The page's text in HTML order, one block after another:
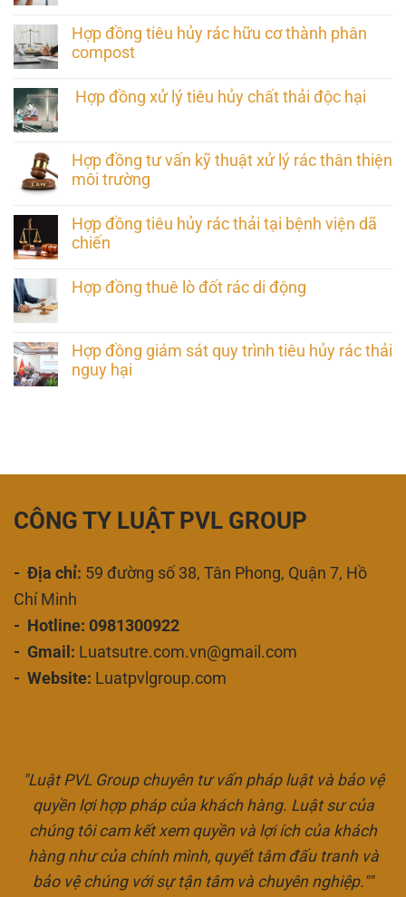
Hợp đồng tiêu hủy rác hữu cơ thành phân
compost
Hợp đồng xử lý tiêu hủy chất thải độc hại
Hợp đồng tư vấn kỹ thuật xử lý rác thân thiện
môi trường
Hợp đồng tiêu hủy rác thải tại bệnh viện dã
chiến
Hợp đồng thuê lò đốt rác di động
Hợp đồng giám sát quy trình tiêu hủy rác thải
nguy hại
CÔNG TY LUẬT PVL GROUP
- Địa chỉ: 59 đường số 38, Tân Phong, Quận 7, Hồ
Chí Minh
- Hotline: 0981300922
- Gmail: Luatsutre.com.vn@gmail.com
- Website: Luatpvlgroup.com
"Luật PVL Group chuyên tư vấn pháp luật và bảo vệ
quyền lợi hợp pháp của khách hàng. Luật sư của
chúng tôi cam kết xem quyền và lợi ích của khách
hàng như của chính mình, quyết tâm đấu tranh và
bảo vệ chúng với sự tận tâm và chuyên nghiệp.""